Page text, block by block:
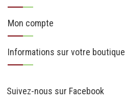
Mon compte
Informations sur votre boutique
Suivez-nous sur Facebook